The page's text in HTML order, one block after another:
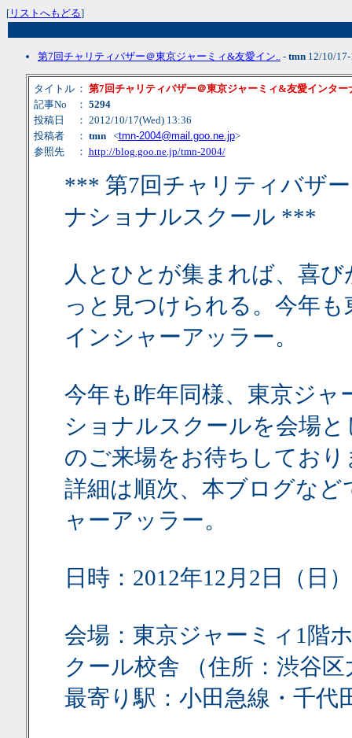
[ リストへもどる]
第7回チャリティバザー＠東京ジャーミィ&友愛イン.. - tmn 12/10/
タイトル ： 第7回チャリティバザー＠東京ジャーミィ&友愛インター
記事No
： 5294
投稿日
： 2012/10/17(Wed) 13:36
投稿者
： tmn<tmn-2004@mail.goo.ne.jp>
参照先
： http://blog.goo.ne.jp/tmn-2004/
*** 第7回チャリティバザ
ナショナルスクール ***
人とひとが集まれば、喜
っと見つけられる。今年
インシャーアッラー。
今年も昨年同様、東京ジ
ショナルスクールを会場
のご来場をお待ちしており
詳細は順次、本ブログな
ャーアッラー。
日時：2012年12月2日（日
会場：東京ジャーミィ1階
クール校舎 （住所：渋谷区
最寄り駅：小田急線・千代